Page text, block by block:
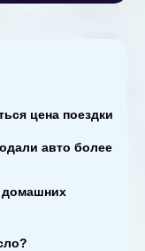
цена поездки
авто более
домашних